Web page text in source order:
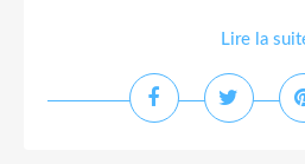
Lire la